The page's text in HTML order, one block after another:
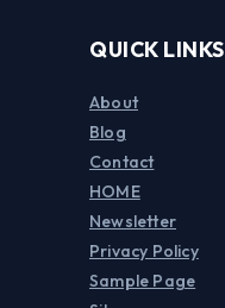
QUICK LINKS
About
Blog
Contact
HOME
Newsletter
Privacy Policy
Sample Page